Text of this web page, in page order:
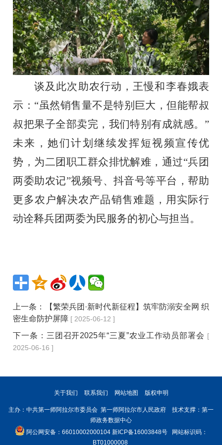
谈及此次助农行动，王慢和李春娥表
示： “虽然销售量不是特别巨大，但能帮叔
叔把果子全部卖完，我们特别有成就感。”
未来，她们计划继续发挥短视频宣传优
势，为二团职工群众排忧解难，通过“兵团
两委助农记”视频号、抖音号等平台，帮助
更多农户解决农产品销售难题，用实际行
动诠释兵团两委为民服务的初心与担当。
上一条：
【繁荣兵团·新时代新征程】筑牢防溺安全网 织
密生命防护屏障 [ 2025-06-12 ]
下一条： 三团召开2025年“三夏”农业工作动员部署会 [
2025-06-16 ]
关于我们 联系我们 网站地图 版权申明
主办：中共第一师阿拉尔市委员会 第一师阿拉尔市人民政府 技术支撑：第一
师政务数据中心
阿公网安备：66010002000104 新ICP备16003848号网站标识码：
BT01000008